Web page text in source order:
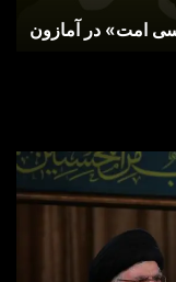
امت» در آمازون